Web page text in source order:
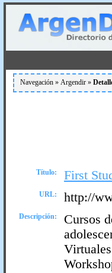
Navegación » Argendir »
Título: First
URL: http://
Descripción:
Cursos